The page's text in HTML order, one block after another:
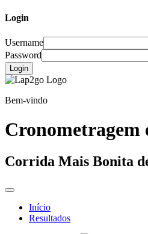
Login
Username
Password
Login
Bem-vindo
Cronometragem
Corrida Mais Bonita
Início
Resultados